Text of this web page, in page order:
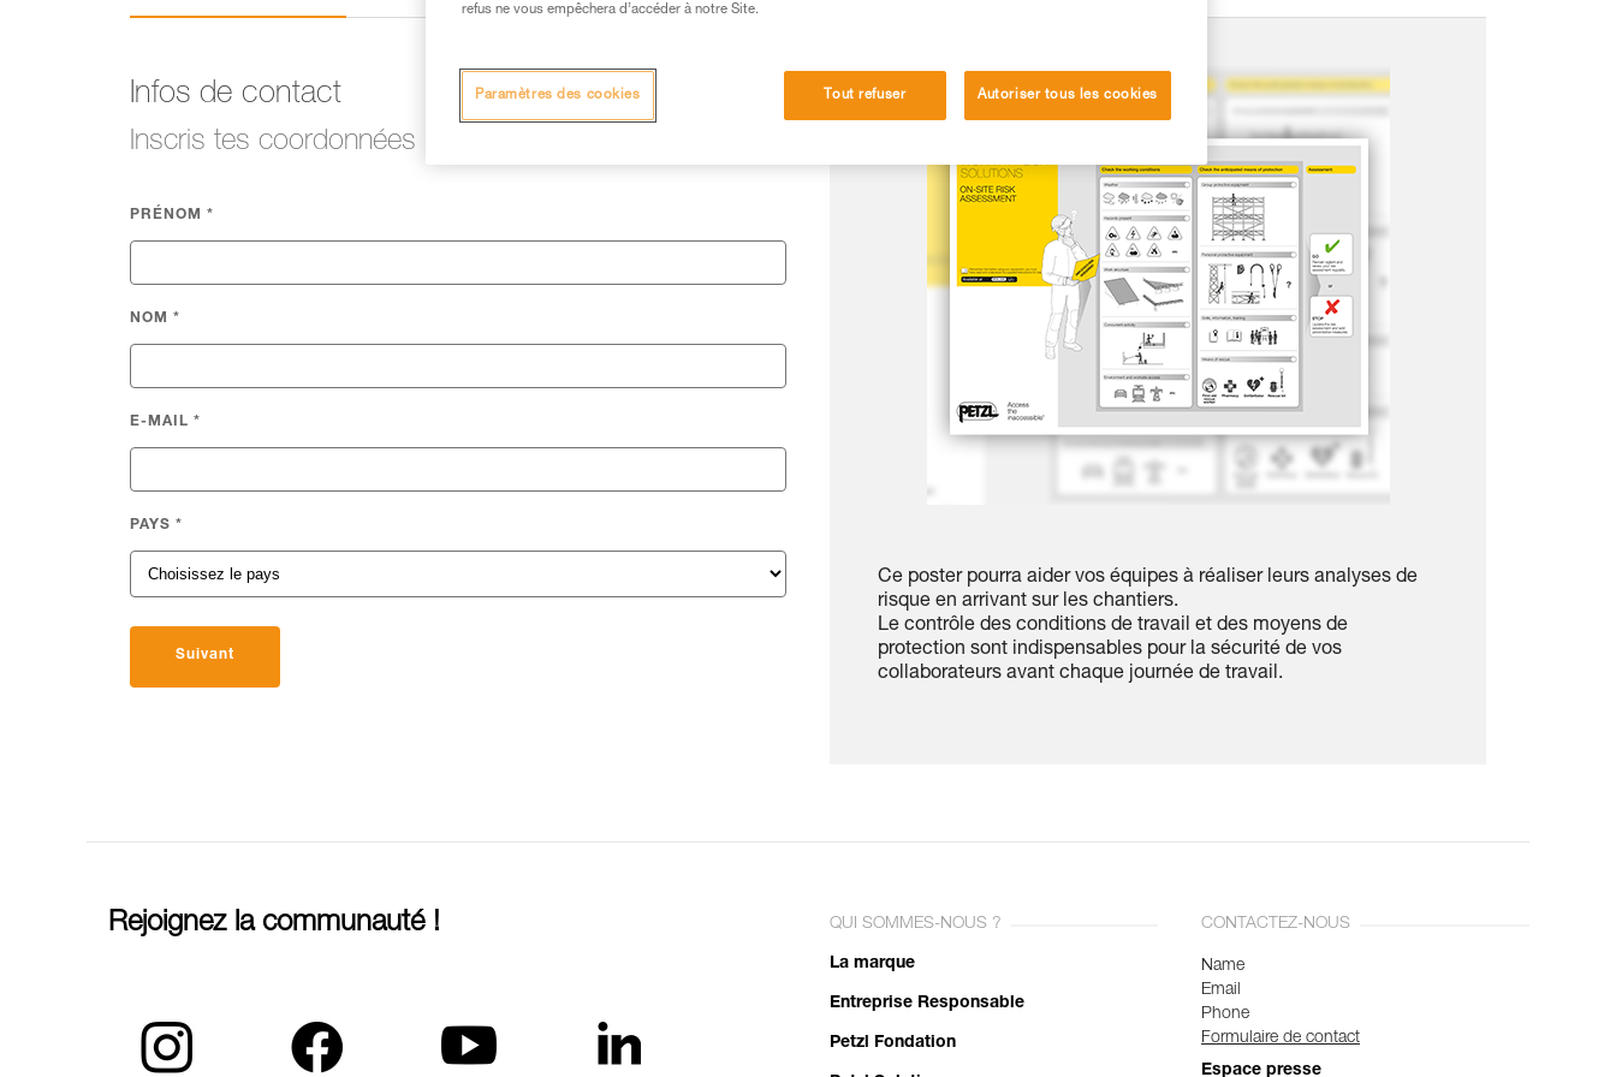
Infos de contact
Inscris tes coordonnées
PRÉNOM *
NOM *
E-MAIL *
PAYS *
Suivant
Ce poster pourra aider vos équipes à réaliser leurs analyses de
risque en arrivant sur les chantiers.
Le contrôle des conditions de travail et des moyens de
protection sont indispensables pour la sécurité de vos
collaborateurs avant chaque journée de travail.
Rejoignez la communauté ! QUI SOMMES-NOUS ?
La marque
Entreprise Responsable
Petzl Fondation
CONTACTEZ-NOUS
Name
Email
Phone
Formulaire de contact
Espace presse
refus ne vous empêchera d’accéder à notre Site.
Tout refuser Autoriser tous les cookies
Paramètres des cookies